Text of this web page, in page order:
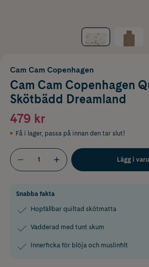
Cam Cam Copenhagen
Cam Cam Copenhagen
Skötbädd Dreamland
479 kr
Få i lager, passa på innan den tar slut!
Lägg i
Snabba fakta
Hopfällbar quiltad skötmatta
Vadderad med tunt skum
Innerficka för blöja och muslinfilt